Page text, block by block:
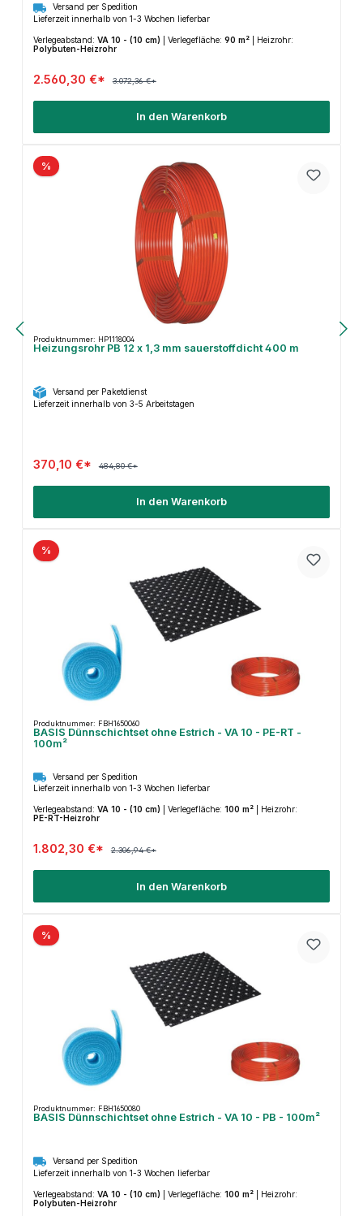
Versand per Spedition
Lieferzeit innerhalb von 1-3 Wochen lieferbar
Verlegeabstand: VA 10 - (10 cm) Verlegefläche: 90 m²
Heizrohr:
Polybuten-Heizrohr
2.560,30 €* 3.072,36 €*
In den Warenkorb
%
Produktnummer: HP1118004
Heizungsrohr PB 12 x 1,3 mm sauerstoffdicht 400 m
Versand per Paketdienst
Lieferzeit innerhalb von 3-5 Arbeitstagen
370,10 €* 484,80 €*
In den Warenkorb
%
Produktnummer: FBH1650060
BASIS Dünnschichtset ohne Estrich - VA 10 - PE-RT -
100m²
Versand per Spedition
Lieferzeit innerhalb von 1-3 Wochen lieferbar
Verlegeabstand: VA 10 - (10 cm) Verlegefläche: 100 m²
Heizrohr:
PE-RT-Heizrohr
1.802,30 €* 2.306,94 €*
In den Warenkorb
%
Produktnummer: FBH1650080
BASIS Dünnschichtset ohne Estrich - VA 10 - PB - 100m²
Versand per Spedition
Lieferzeit innerhalb von 1-3 Wochen lieferbar
Verlegeabstand: VA 10 - (10 cm) Verlegefläche: 100 m²
Heizrohr:
Polybuten-Heizrohr